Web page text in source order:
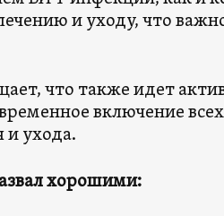
и уходу, что
что также идет
включение
и ухода.
хорошими: